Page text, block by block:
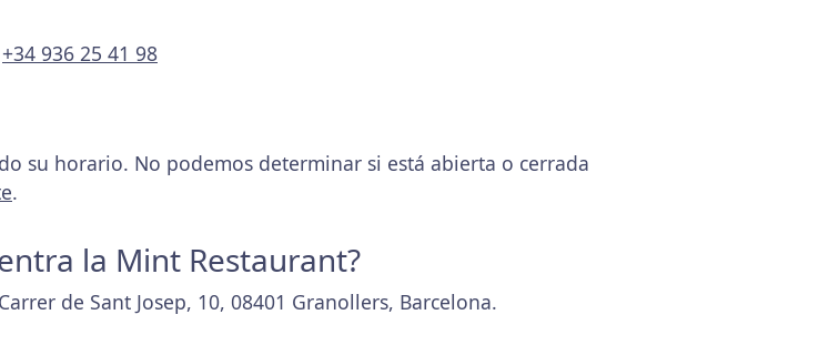
+34 936 25 41 98
su horario. No podemos determinar si está abierta o cerrada
.
la Mint Restaurant?
de Sant Josep, 10, 08401 Granollers, Barcelona.